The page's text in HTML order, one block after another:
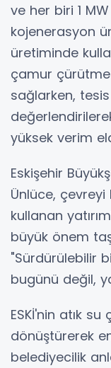
ve her biri 1
kojenerasyon
üretiminde
çamur çürütme
sağlarken, tesis
yüksek verim
Eskişehir
Ünlüce,
kullanan
büyük önem
"Sürdürülebilir
bugünü değil,
ESKİ'nin atık
dönüştürerek
belediyecilik